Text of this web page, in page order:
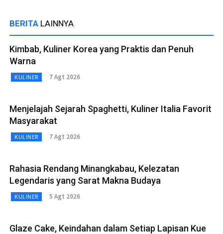
BERITA LAINNYA
Kimbab, Kuliner Korea yang Praktis dan Penuh
Warna
KULINER 7 Agt 2026
Menjelajah Sejarah Spaghetti, Kuliner Italia Favorit
Masyarakat
KULINER 7 Agt 2026
Rahasia Rendang Minangkabau, Kelezatan
Legendaris yang Sarat Makna Budaya
KULINER 5 Agt 2026
Glaze Cake, Keindahan dalam Setiap Lapisan Kue